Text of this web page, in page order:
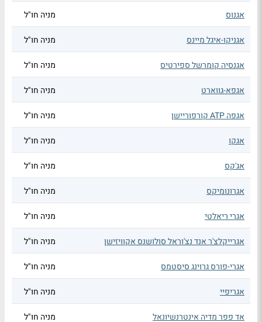
אגנוס מניה חו"ל
אגניקו-איגל מיינס מניה חו"ל
אגנסיה קומרשל ספירטיס מניה חו"ל
אגפא-גווארט מניה חו"ל
אגפה ATP קורפוריישן מניה חו"ל
אגקו מניה חו"ל
אג'קס מניה חו"ל
אגרונומיקס מניה חו"ל
אגרי ריאלטי מניה חו"ל
אגרייקלצ'ר אנד נצ'וראל סולושנס אקוויזישן מניה חו"ל
אגרי-פורס גרוינג סיסטמס מניה חו"ל
אגריפיי מניה חו"ל
אד פפר מדיה אינטרנשיונאל מניה חו"ל